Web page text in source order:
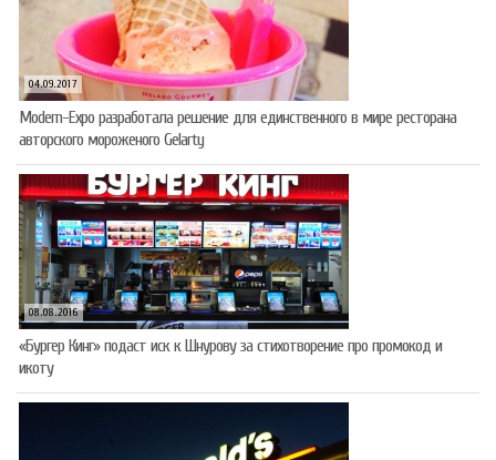
04.09.2017
Modern-Expo разработала решение для единственного в мире ресторана
авторского мороженого Gelarty
08.08.2016
«Бургер Кинг» подаст иск к Шнурову за стихотворение про промокод и
икоту